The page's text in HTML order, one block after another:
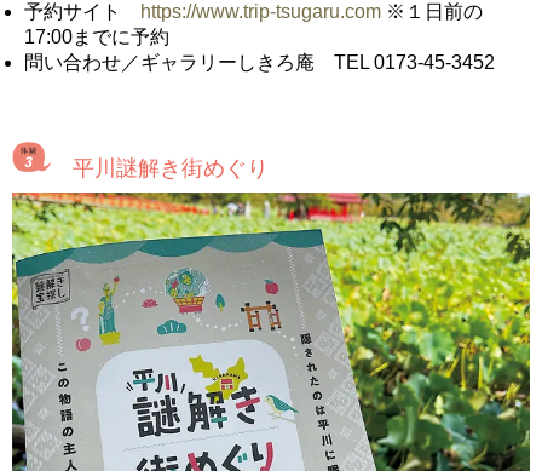
予約サイト
https://www.trip-tsugaru.com ※１日前の
17:00までに予約
問い合わせ／ギャラリーしきろ庵 TEL 0173-45-3452
平川謎解き街めぐり